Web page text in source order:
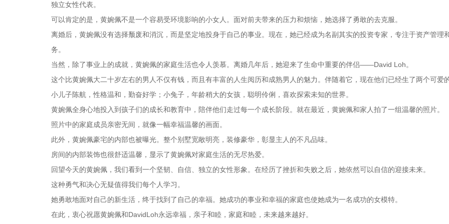
独立女性代表。
可以肯定的是，黄婉佩不是一个容易受环境影响的小女人。面对前夫带来的压力和烦恼，她选择了勇敢的去克服。
离婚后，黄婉佩没有选择颓废和消沉，而是坚定地投身于自己的事业。现在，她已经成为名副其实的投资专家，专注于资产管理
务。
当然，除了事业上的成就，黄婉佩的家庭生活也令人羡慕。离婚几年后，她迎来了生命中重要的伴侣——David Loh。
这个比黄婉佩大二十岁左右的男人不仅有钱，而且有丰富的人生阅历和成熟男人的魅力。伴随着它，现在他们已经生了两个可爱的
小儿子陈航，性格温和，勤奋好学；小兔子，年龄稍大的女孩，聪明伶俐，喜欢探索未知的世界。
黄婉佩全身心地投入到孩子们的成长和教育中，陪伴他们走过每一个成长阶段。就在最近，黄婉佩和家人拍了一组温馨的照片。
照片中的家庭成员亲密无间，就像一幅幸福温馨的画面。
此外，黄婉佩豪宅的内部也被曝光。整个别墅宽敞明亮，装修豪华，彰显主人的不凡品味。
房间的内部装饰也很舒适温馨，显示了黄婉佩对家庭生活的无尽热爱。
回望今天的黄婉佩，我们看到一个坚韧、自信、独立的女性形象。在经历了挫折和失败之后，她依然可以自信的迎接未来。
这种勇气和决心无疑值得我们每个人学习。
她勇敢地面对自己的新生活，终于找到了自己的幸福。她成功的事业和幸福的家庭也使她成为一名成功的女模特。
在此，衷心祝愿黄婉佩和DavidLoh永远幸福，亲子和睦，家庭和睦，未来越来越好。